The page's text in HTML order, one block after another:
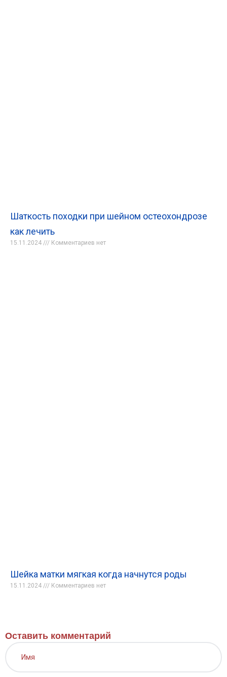
Шаткость походки при шейном остеохондрозе
как лечить
15.11.2024 Комментариев нет
Шейка матки мягкая когда начнутся роды
15.11.2024 Комментариев нет
Оставить комментарий